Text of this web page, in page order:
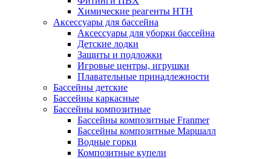
Химические реагенты HTH
Аксессуары для бассейна
Аксессуары для уборки бассейна
Детские лодки
Защиты и подложки
Игровые центры, игрушки
Плавательные принадлежности
Бассейны детские
Бассейны каркасные
Бассейны композитные
Бассейны композитные Franmer
Бассейны композитные Маршалл
Водные горки
Композитные купели